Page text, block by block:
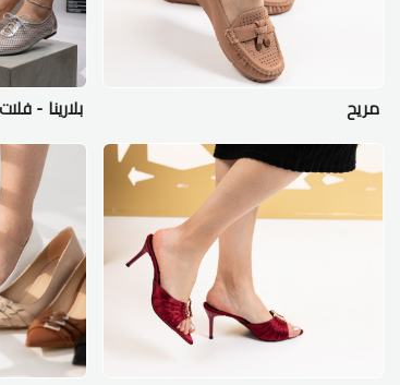
مريح بلارينا - فلات